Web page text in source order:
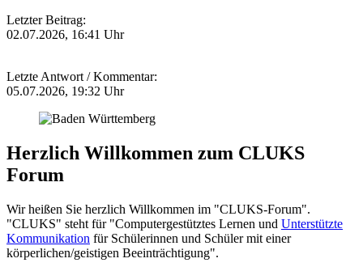
Letzter Beitrag:
02.07.2026, 16:41 Uhr
Letzte Antwort / Kommentar:
05.07.2026, 19:32 Uhr
Herzlich Willkommen zum CLUKS
Forum
Wir heißen Sie herzlich Willkommen im "CLUKS-Forum".
"CLUKS" steht für "Computergestütztes Lernen und Unterstützte
Kommunikation für Schülerinnen und Schüler mit einer
körperlichen/geistigen Beeinträchtigung".